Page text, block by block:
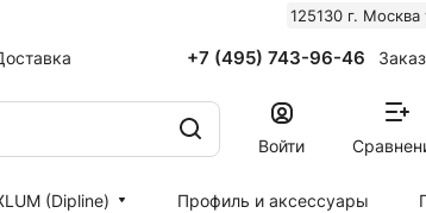
125130 г.
+7 (495) 743-96-46
Войти
(Dipline) Профиль и аксессуары